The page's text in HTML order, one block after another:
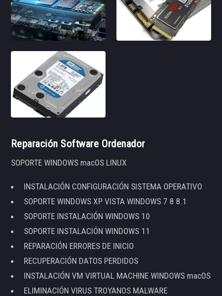
Reparación Software Ordenador
SOPORTE WINDOWS macOS LINUX
INSTALACIÓN CONFIGURACIÓN SISTEMA OPERATIVO
SOPORTE WINDOWS XP VISTA WINDOWS 7 8 8.1
SOPORTE INSTALACIÓN WINDOWS 10
SOPORTE INSTALACIÓN WINDOWS 11
REPARACIÓN ERRORES DE INICIO
RECUPERACIÓN DATOS PERDIDOS
INSTALACIÓN VM VIRTUAL MACHINE WINDOWS macOS
ELIMINACIÓN VIRUS TROYANOS MALWARE